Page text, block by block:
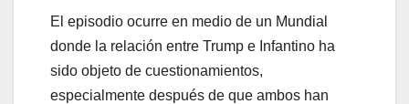
El episodio ocurre en medio de un Mundial
donde la relación entre Trump e Infantino ha
sido objeto de cuestionamientos,
especialmente después de que ambos han